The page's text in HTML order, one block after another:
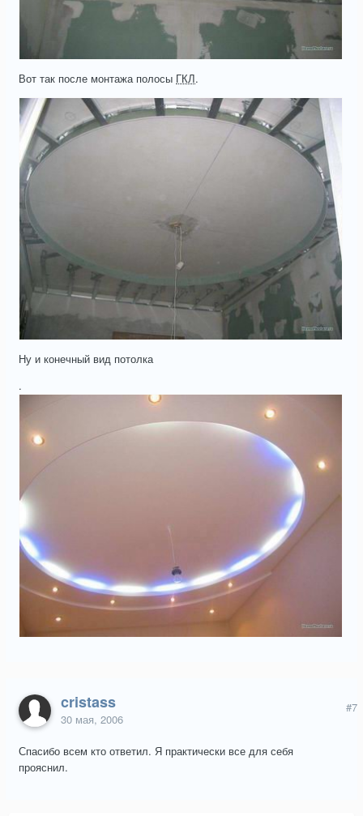
Вот так после монтажа полосы ГКЛ.
Ну и конечный вид потолка
.
cristass
30 мая, 2006
#7
Спасибо всем кто ответил. Я практически все для себя
прояснил.